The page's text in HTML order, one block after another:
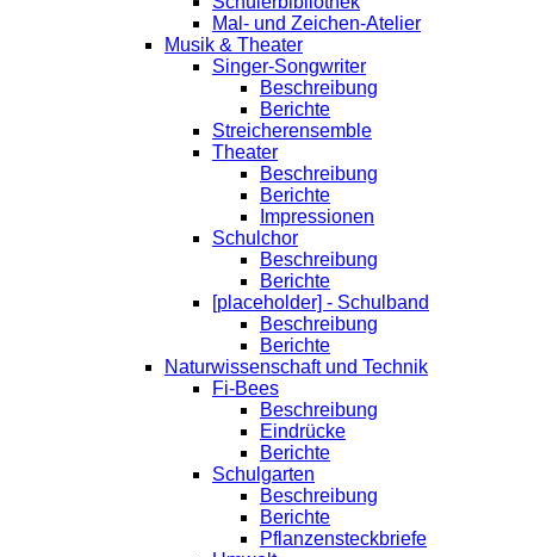
Mal- und Zeichen-Atelier
Musik & Theater
Singer-Songwriter
Beschreibung
Berichte
Streicherensemble
Theater
Beschreibung
Berichte
Impressionen
Schulchor
Beschreibung
Berichte
[placeholder] - Schulband
Beschreibung
Berichte
Naturwissenschaft und Technik
Fi-Bees
Beschreibung
Eindrücke
Berichte
Schulgarten
Beschreibung
Berichte
Pflanzensteckbriefe